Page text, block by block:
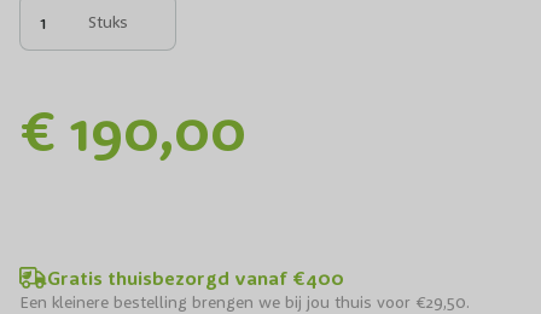
Stuks
€ 190,00
Gratis thuisbezorgd vanaf €400
Een kleinere bestelling brengen we bij jou thuis voor €29,50.